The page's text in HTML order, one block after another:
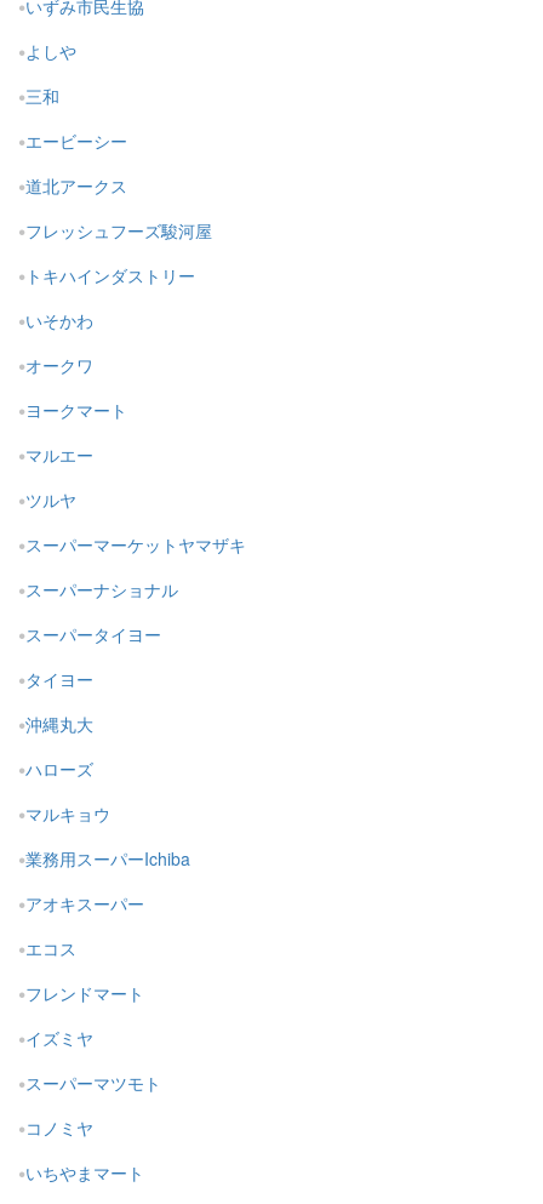
いずみ市民生協
よしや
三和
エービーシー
道北アークス
フレッシュフーズ駿河屋
トキハインダストリー
いそかわ
オークワ
ヨークマート
マルエー
ツルヤ
スーパーマーケットヤマザキ
スーパーナショナル
スーパータイヨー
タイヨー
沖縄丸大
ハローズ
マルキョウ
業務用スーパーIchiba
アオキスーパー
エコス
フレンドマート
イズミヤ
スーパーマツモト
コノミヤ
いちやまマート